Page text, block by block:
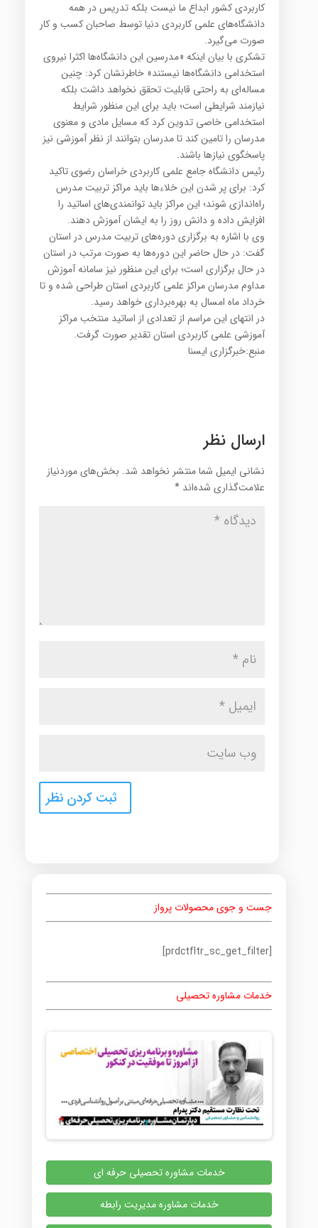
کاربردی کشور ابداع ما نیست بلکه تدریس در همه
دانشگاه‌های علمی کاربردی دنیا توسط صاحبان کسب و کار
صورت می‌گیرد.
تشکری با بیان اینکه «مدرسین این دانشگاه‌ها اکثرا نیروی
استخدامی دانشگاه‌ها نیستند» خاطرنشان کرد: چنین
مساله‌ای به راحتی قابلیت تحقق نخواهد داشت بلکه
نیازمند شرایطی است؛ باید برای این منظور شرایط
استخدامی خاصی تدوین کرد که مسایل مادی و معنوی
مدرسان را تامین کند تا مدرسان بتوانند از نظر آموزشی نیز
پاسخگوی نیازها باشند.
رئیس دانشگاه جامع علمی کاربردی خراسان رضوی تاکید
کرد: برای پر شدن این خلاءها باید مراکز تربیت مدرس
راه‌اندازی شوند؛ این مراکز باید توانمندی‌های اساتید را
افزایش داده و دانش روز را به ایشان آموزش دهند.
وی با اشاره به برگزاری دوره‌های تربیت مدرس در استان
گفت: در حال حاضر این دوره‌ها به صورت مرتب در استان
در حال برگزاری است؛ برای این منظور نیز سامانه آموزش
مداوم مدرسان مراکز علمی کاربردی استان طراحی شده و تا
خرداد ماه امسال به بهره‌برداری خواهد رسید.
در انتهای این مراسم از تعدادی از اساتید منتخب مراکز
آموزشی علمی کاربردی استان تقدیر صورت گرفت.
منبع:خبرگزاری ایسنا
ارسال نظر
نشانی ایمیل شما منتشر نخواهد شد. بخش‌های موردنیاز
علامت‌گذاری شده‌اند *
جست و جوی محصولات پرواز
[prdctfltr_sc_get_filter]
خدمات مشاوره تحصیلی
خدمات مشاوره تحصیلی حرفه ای
خدمات مشاوره مدیریت رابطه